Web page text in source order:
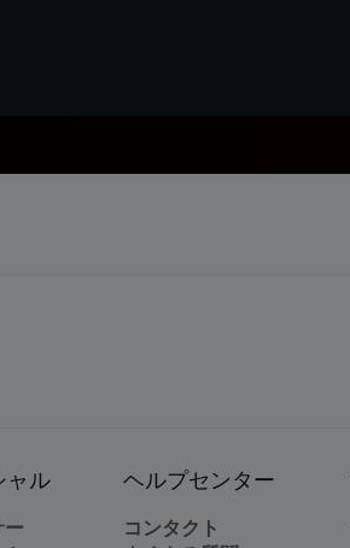
ャル
ー
ヘルプセンター
コンタクト